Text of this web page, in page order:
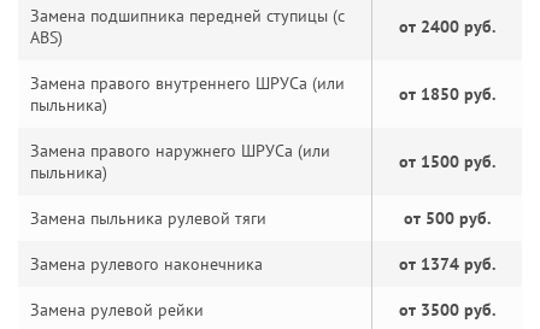
Замена подшипника передней ступицы (с
ABS)
от 2400 руб.
Замена правого внутреннего ШРУСа (или
пыльника)
от 1850 руб.
Замена правого наружнего ШРУСа (или
пыльника)
от 1500 руб.
Замена пыльника рулевой тяги от 500 руб.
Замена рулевого наконечника от 1374 руб.
Замена рулевой рейки от 3500 руб.